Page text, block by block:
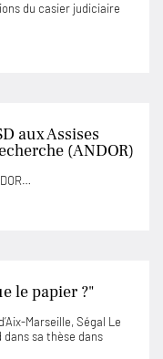
du casier judiciaire
aux Assises
(ANDOR)
le papier ?"
Marseille, Ségal Le
dans sa thèse dans